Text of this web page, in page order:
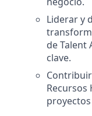
Liderar y
de Talent
clave.
Recursos